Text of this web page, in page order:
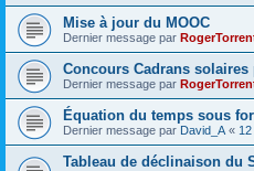
Mise à jour du MOOC
Dernier message par
Concours Cadrans solaires
Dernier message par
Équation du temps sous
Dernier message par David_A «
Tableau de déclinaison du